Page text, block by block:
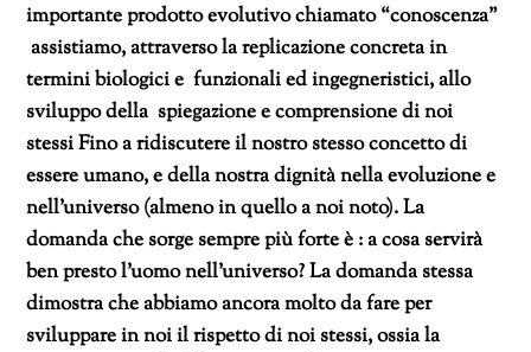
importante prodotto evolutivo chiamato “conoscenza”
assistiamo, attraverso la replicazione concreta in
termini biologici e funzionali ed ingegneristici, allo
sviluppo della spiegazione e comprensione di noi
stessi Fino a ridiscutere il nostro stesso concetto di
essere umano, e della nostra dignità nella evoluzione e
nell’universo (almeno in quello a noi noto). La
domanda che sorge sempre più forte è : a cosa servirà
ben presto l’uomo nell’universo? La domanda stessa
dimostra che abbiamo ancora molto da fare per
sviluppare in noi il rispetto di noi stessi, ossia la